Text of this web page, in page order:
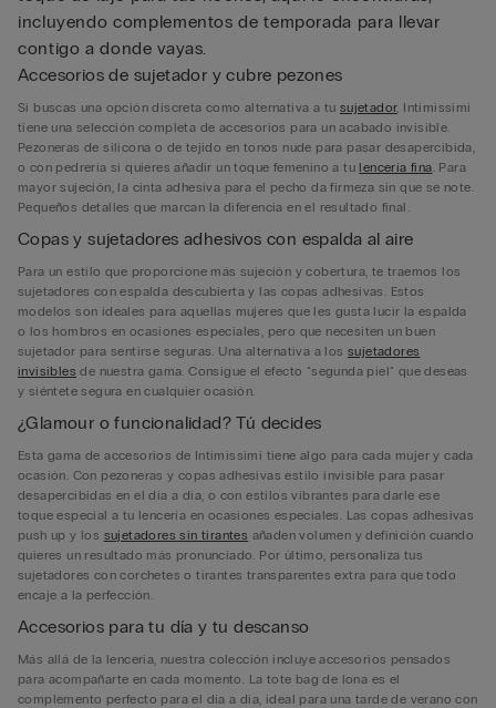
incluyendo complementos de temporada para llevar
contigo a donde vayas.
Accesorios de sujetador y cubre pezones
Si buscas una opción discreta como alternativa a tu sujetador, Intimissimi
tiene una selección completa de accesorios para un acabado invisible.
Pezoneras de silicona o de tejido en tonos nude para pasar desapercibida,
o con pedrería si quieres añadir un toque femenino a tulencería fina . Para
mayor sujeción, la cinta adhesiva para el pecho da firmeza sin que se note.
Pequeños detalles que marcan la diferencia en el resultado final.
Copas y sujetadores adhesivos con espalda al aire
Para un estilo que proporcione más sujeción y cobertura, te traemos los
sujetadores con espalda descubierta y las copas adhesivas. Estos
modelos son ideales para aquellas mujeres que les gusta lucir la espalda
o los hombros en ocasiones especiales, pero que necesiten un buen
sujetador para sentirse seguras. Una alternativa a los sujetadores
invisibles de nuestra gama. Consigue el efecto "segunda piel" que deseas
y siéntete segura en cualquier ocasión.
¿Glamour o funcionalidad? Tú decides
Esta gama de accesorios de Intimissimi tiene algo para cada mujer y cada
ocasión. Con pezoneras y copas adhesivas estilo invisible para pasar
desapercibidas en el día a día, o con estilos vibrantes para darle ese
toque especial a tu lencería en ocasiones especiales. Las copas adhesivas
push up y los sujetadores sin tirantes añaden volumen y definición cuando
quieres un resultado más pronunciado. Por último, personaliza tus
sujetadores con corchetes o tirantes transparentes extra para que todo
encaje a la perfección.
Accesorios para tu día y tu descanso
Más allá de la lencería, nuestra colección incluye accesorios pensados
para acompañarte en cada momento. La tote bag de lona es el
complemento perfecto para el día a día, ideal para una tarde de verano con